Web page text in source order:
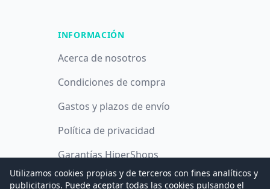
INFORMACIÓN
Acerca de nosotros
Condiciones de compra
Gastos y plazos de envío
Política de privacidad
Garantías HiperShops
Política de cookies
Utilizamos cookies propias y de terceros con fines analíticos y
publicitarios. Puede aceptar todas las cookies pulsando el